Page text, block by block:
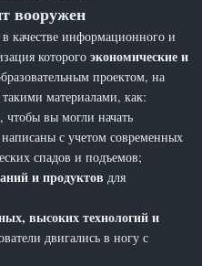
вооружен
качестве информационного и
которогоэкономические и
проектом, на
материалами, как:
, чтобы вы могли начать
написаны с учетом современных
спадов и подъемов;
и продуктов для
высоких технологий и
двигались в ногу с